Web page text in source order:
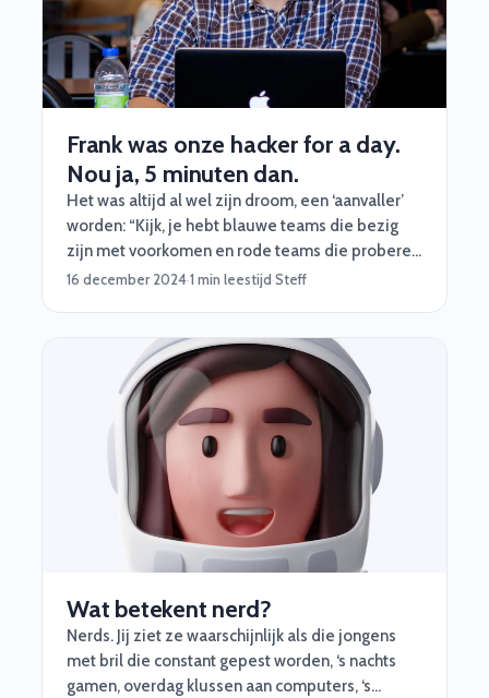
Frank was onze hacker for a day.
Nou ja, 5 minuten dan.
Het was altijd al wel zijn droom, een ‘aanvaller’
worden: “Kijk, je hebt blauwe teams die bezig
zijn met voorkomen en rode teams die proberen
binnen te komen. Ik ben altijd een rode geweest
16 december 2024·1 min leestijd·Steff
Wat betekent nerd?
Nerds. Jij ziet ze waarschijnlijk als die jongens
met bril die constant gepest worden, ‘s nachts
gamen, overdag klussen aan computers, ‘s